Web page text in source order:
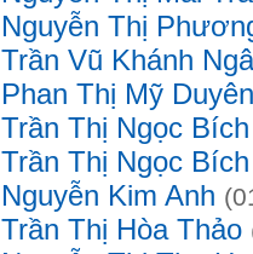
Nguyễn Thị
Trần Vũ Khánh
Phan Thị Mỹ Duyên
Trần Thị Ngọc Bích
Trần Thị Ngọc Bích
Nguyễn Kim Anh
Trần Thị Hòa Thảo